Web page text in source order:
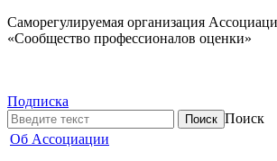
Саморегулируемая организация
«Сообщество профессионалов оценки»
Подписка
Поиск
Об Ассоциации